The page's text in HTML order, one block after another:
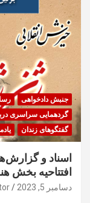
جنبش دادخواهی
گردهمایی سراسری
گفتگوهای زندان
اسناد و
افتتاحیه بخش هنری،
دسامبر 5, 2023